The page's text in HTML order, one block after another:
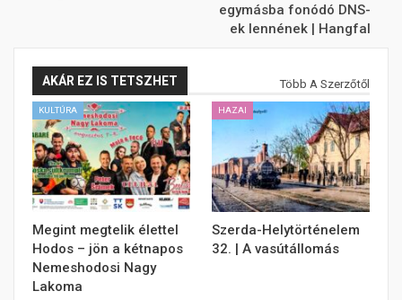
egymásba fonódó DNS-
ek lennének | Hangfal
AKÁR EZ IS TETSZHET Több A Szerzőtől
KULTÚRA
Megint megtelik élettel
Hodos – jön a kétnapos
Nemeshodosi Nagy
Lakoma
HAZAI
Szerda-Helytörténelem
32. | A vasútállomás